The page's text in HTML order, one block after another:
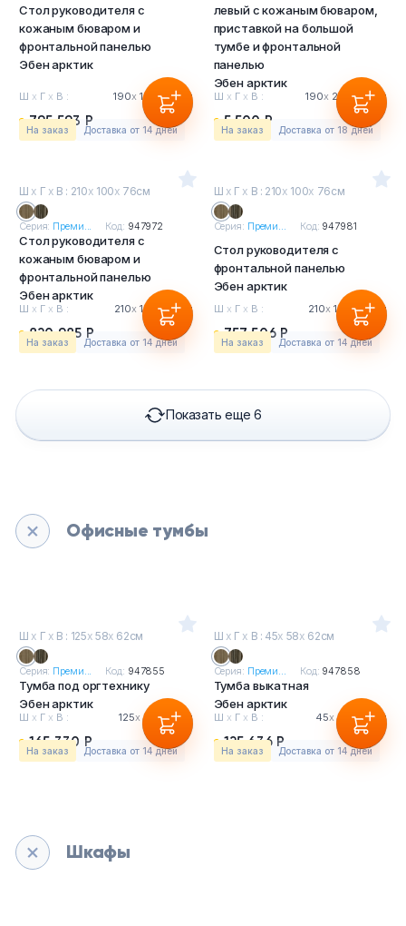
Стол руководителя с
кожаным бюваром и
фронтальной панелью
Эбен арктик
Ш х Г х В : 190х 100 х76см
795 593 Р
На заказ Доставка от 14 дней
левый с кожаным бюваром,
приставкой на большой
тумбе и фронтальной
панелью
Эбен арктик
Ш х Г х В : 190х 220 х76см
5 500 Р
На заказ Доставка от 18 дней
Ш х Г х В : 210х 100х 76см
Серия: Преми... Код: 947972
Стол руководителя с
кожаным бюваром и
фронтальной панелью
Эбен арктик
Ш х Г х В : 210х 100 х76см
820 985 Р
На заказ Доставка от 14 дней
Ш х Г х В : 210х 100х 76см
Серия: Преми... Код: 947981
Стол руководителя с
фронтальной панелью
Эбен арктик
Ш х Г х В : 210х 100 х76см
757 506 Р
На заказ Доставка от 14 дней
Показать еще 6
Офисные тумбы
Ш х Г х В : 125х 58х 62см
Серия: Преми... Код: 947855
Тумба под оргтехнику
Эбен арктик
Ш х Г х В : 125х 58 х62см
165 330 Р
На заказ Доставка от 14 дней
Ш х Г х В : 45х 58х 62см
Серия: Преми... Код: 947858
Тумба выкатная
Эбен арктик
Ш х Г х В : 45х 58 х62см
125 636 Р
На заказ Доставка от 14 дней
Шкафы